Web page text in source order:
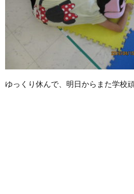
ゆっくり休んで、明日からまた学校